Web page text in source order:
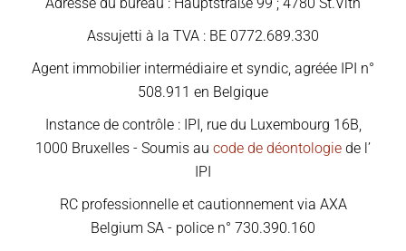
Assujetti à la TVA : BE 0772.689.330
Agent immobilier intermédiaire et syndic, agréée IPI n°
508.911 en Belgique
Instance de contrôle : IPI, rue du Luxembourg 16B,
1000 Bruxelles - Soumis au code de déontologie de l’
IPI
RC professionnelle et cautionnement via AXA
Belgium SA - police n° 730.390.160